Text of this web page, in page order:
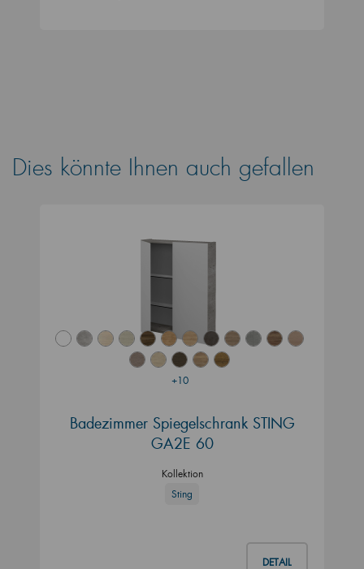
Dies könnte Ihnen auch gefallen
+10
Badezimmer Spiegelschrank STING
GA2E 60
Kollektion
Sting
DETAIL